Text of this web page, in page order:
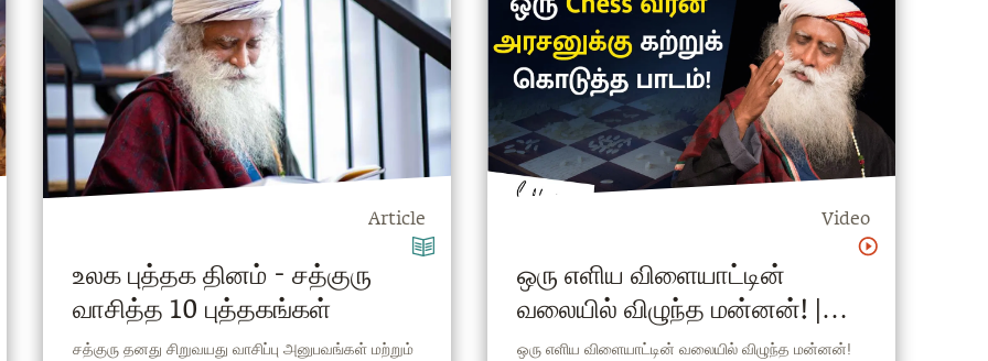
Article
உலக புத்தக தினம் - சத்குரு
வாசித்த 10 புத்தகங்கள்
சத்குரு தனது சிறுவயது வாசிப்பு அனுபவங்கள் மற்றும்
Video
ஒரு எளிய விளையாட்டின்
வலையில் விழுந்த மன்னன்! |
Miracle of Mind
ஒரு எளிய விளையாட்டின் வலையில் விழுந்த மன்னன்!